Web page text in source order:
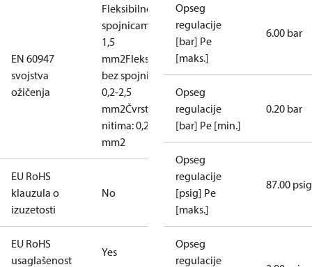
EN 60947
svojstva
ožičenja
Fleksibilno, sa
spojnicama: 0,2-
1,5
mm2Fleksibilno,
bez spojnica:
0,2-2,5
mm2Čvrsto/sa
nitima: 0,2-2,5
mm2
EU RoHS
klauzula o
izuzetosti
No
EU RoHS
usaglašenost
Yes
Opseg
regulacije
[bar] Pe
[maks.]
6.00 bar
Opseg
regulacije
[bar] Pe [min.]
0.20 bar
Opseg
regulacije
[psig] Pe
[maks.]
87.00 psig
Opseg
regulacije